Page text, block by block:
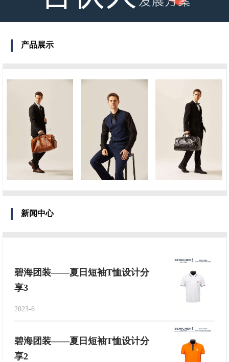
产品展示
新闻中心
碧海团装——夏日短袖T恤设计分
享3
2023-6
碧海团装——夏日短袖T恤设计分
享2